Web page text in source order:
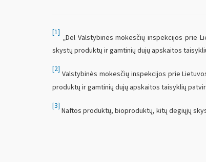
[1]
„Dėl Valstybinės mokesčių inspekcijos prie
skystų produktų ir gamtinių dujų apskaitos
[2]
Valstybinės mokesčių inspekcijos prie
produktų ir gamtinių dujų apskaitos taisyklių
[3]
Naftos produktų, bioproduktų, kitų degiųjų